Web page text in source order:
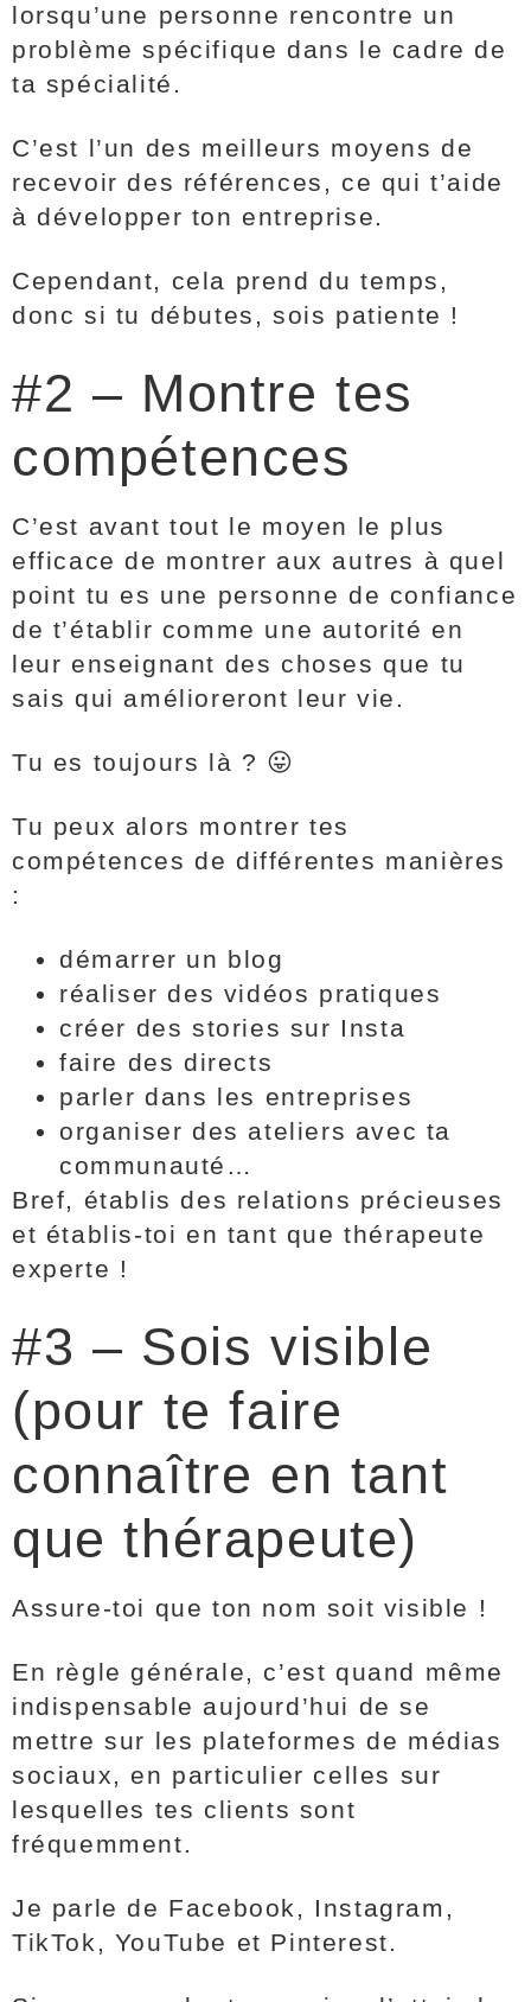
lorsqu’une personne rencontre un
problème spécifique dans le cadre de
ta spécialité.
C’est l’un des meilleurs moyens de
recevoir des références, ce qui t’aide
à développer ton entreprise.
Cependant, cela prend du temps,
donc si tu débutes, sois patiente !
#2 – Montre tes
compétences
C’est avant tout le moyen le plus
efficace de montrer aux autres à quel
point tu es une personne de confiance
de t’établir comme une autorité en
leur enseignant des choses que tu
sais qui amélioreront leur vie.
Tu es toujours là ? 😛
Tu peux alors montrer tes
compétences de différentes manières
:
démarrer un blog
réaliser des vidéos pratiques
créer des stories sur Insta
faire des directs
parler dans les entreprises
organiser des ateliers avec ta
communauté…
Bref, établis des relations précieuses
et établis-toi en tant que thérapeute
experte !
#3 – Sois visible
(pour te faire
connaître en tant
que thérapeute)
Assure-toi que ton nom soit visible !
En règle générale, c’est quand même
indispensable aujourd’hui de se
mettre sur les plateformes de médias
sociaux, en particulier celles sur
lesquelles tes clients sont
fréquemment.
Je parle de Facebook, Instagram,
TikTok, YouTube et Pinterest.